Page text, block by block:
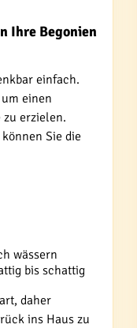
Ihre Begonien
einfach.
einen
zu erzielen.
Sie die
wässern
bis schattig
daher
ins Haus zu